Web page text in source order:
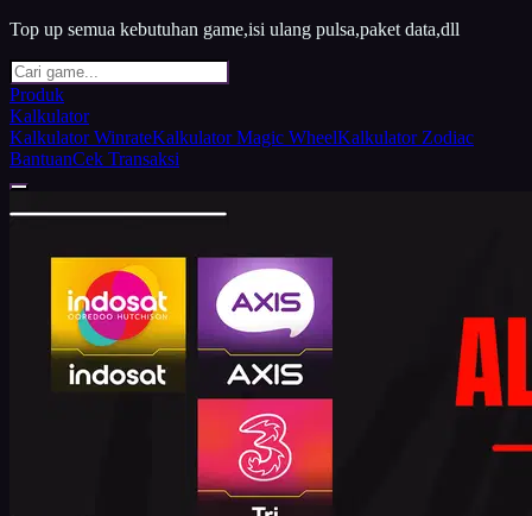
Top up semua kebutuhan game,isi ulang pulsa,paket data,dll
Produk
Kalkulator
Kalkulator WinrateKalkulator Magic WheelKalkulator Zodiac
BantuanCek Transaksi